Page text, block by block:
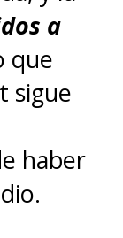
a
que
sigue
haber